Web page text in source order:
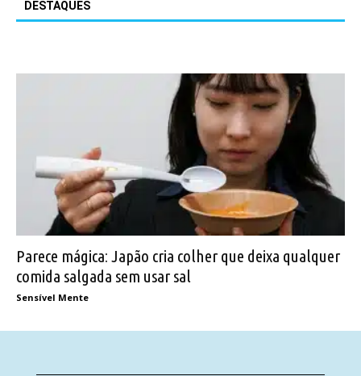
DESTAQUES
Parece mágica: Japão cria colher que deixa qualquer
comida salgada sem usar sal
Sensível Mente